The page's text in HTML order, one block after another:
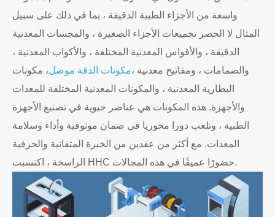
واسعة من الأجزاء الطبية الدقيقة ، بما في ذلك على سبيل
المثال لا الحصر تجميعات الأجزاء الصغيرة ، والمجسات المعدنية
الدقيقة ، والأقواس المعدنية المختلفة ، والأكواب المعدنية ،
والصمامات ، ومفاتيح معدنية ،مكونات الدقة موصل، مكونات
البطارية المعدنية ، والمكونات المعدنية المختلفة للمعدات
والأجهزة. هذه المكونات هي عناصر حيوية في تصنيع الأجهزة
الطبية ، وتلعب دورا محوريا في ضمان موثوقية وأداء وسلامة
المعدات. مع أكثر من عقدين من الخبرة المتفانية والحرفية
الراسخة ، اكتسبت HHC حضورًا عميقًا في هذه المجالات.